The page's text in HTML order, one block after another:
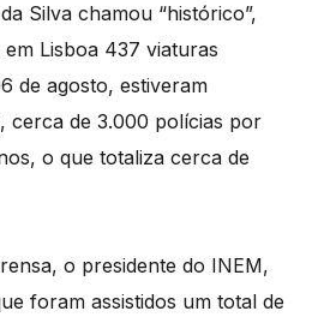
Silva chamou “histórico”,
Lisboa 437 viaturas
de agosto, estiveram
cerca de 3.000 polícias por
o que totaliza cerca de
o presidente do INEM,
foram assistidos um total de